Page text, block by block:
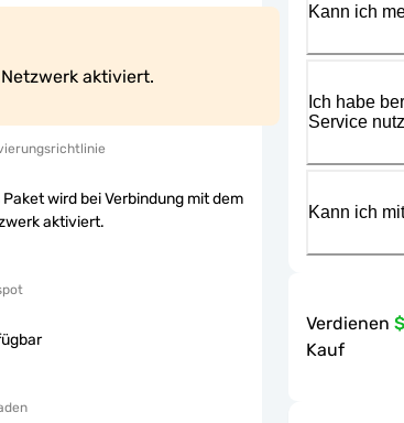
aktiviert.
Paket wird bei Verbindung mit dem
aktiviert.
Kann ich
Ich habe
Service
Kann ich
Verdienen
Kauf